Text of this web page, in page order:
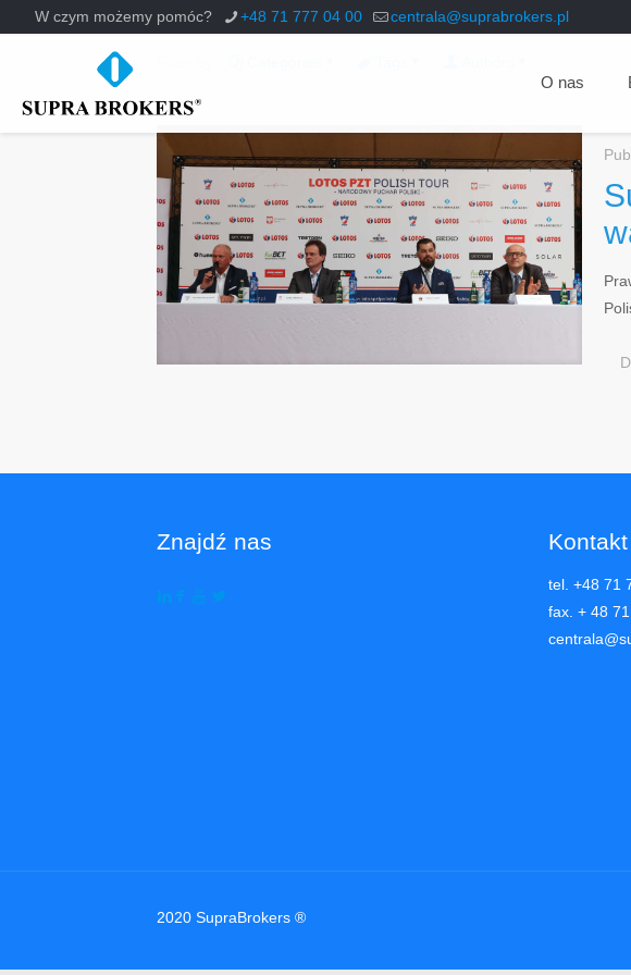
W czym możemy pomóc? +48 71 777 04 00 centrala@suprabrokers.pl
O nas
Znajdź nas Kontakt
tel. +48 71
fax. + 48
2020 SupraBrokers ®